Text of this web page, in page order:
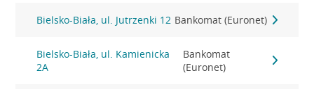
Bielsko-Biała, ul. Jutrzenki 12 Bankomat (Euronet)
Bielsko-Biała, ul. Kamienicka
2A
Bankomat
(Euronet)